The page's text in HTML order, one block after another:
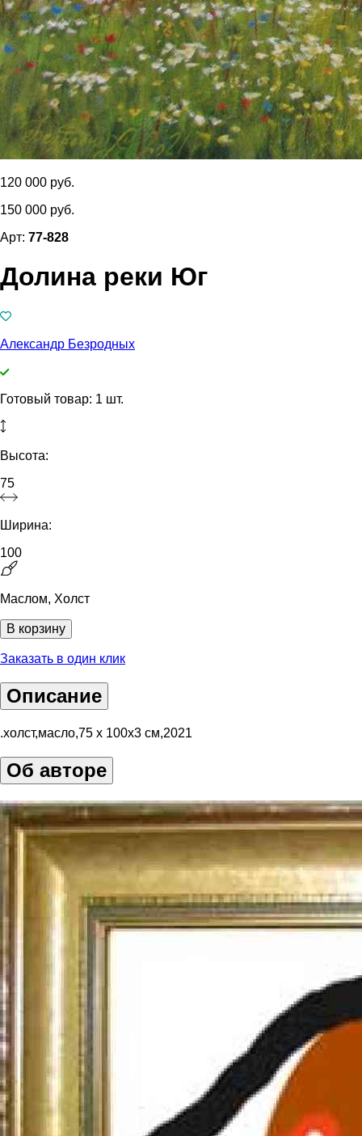
120 000 руб.
150 000 руб.
Арт: 77-828
Долина реки Юг
Александр Безродных
Готовый товар: 1 шт.
Высота:
75
Ширина:
100
Маслом, Холст
В корзину
Заказать в один клик
Описание
.холст,масло,75 х 100х3 см,2021
Об авторе